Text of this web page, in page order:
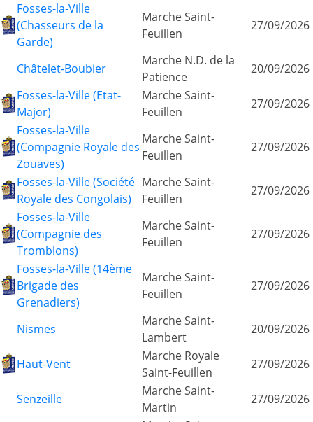
Fosses-la-Ville
(Chasseurs de la
Garde)
Marche Saint-
Feuillen
27/09/2026
Châtelet-Boubier
Marche N.D. de la
Patience
20/09/2026
Fosses-la-Ville (Etat-
Major)
Marche Saint-
Feuillen
27/09/2026
Fosses-la-Ville
(Compagnie Royale des
Zouaves)
Marche Saint-
Feuillen
27/09/2026
Fosses-la-Ville (Société
Royale des Congolais)
Marche Saint-
Feuillen
27/09/2026
Fosses-la-Ville
(Compagnie des
Tromblons)
Marche Saint-
Feuillen
27/09/2026
Fosses-la-Ville (14ème
Brigade des
Grenadiers)
Marche Saint-
Feuillen
27/09/2026
Nismes
Marche Saint-
Lambert
20/09/2026
Haut-Vent
Marche Royale
Saint-Feuillen
27/09/2026
Senzeille
Marche Saint-
Martin
27/09/2026